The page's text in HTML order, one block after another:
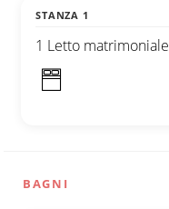
STANZA 1
1 Letto matrimoniale
BAGNI